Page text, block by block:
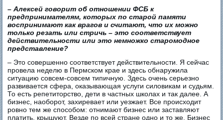
– Алексей говорит об отношении ФСБ к
предпринимателям, которых по старой памяти
воспринимают как врагов и считают, что их можно
только резать или стричь – это соответствует
действительности или это немножко старомодное
представление?
– Это совершенно соответствует действительности. Я сейчас
провела неделю в Пермском крае и здесь обнаружила
ситуацию совсем-совсем типичную. Здесь очень серьезно
развивается сфера, оказывающая услуги силовикам и судьям.
То есть репетиторство, дети в частных школах и так далее. А
бизнес, наоборот, захиревает или уезжает. Все происходит
ровно тем же способом: отнимают бизнес или заставляют
платить, крышуют. Везде по всей стране одно и то же. Бизнес